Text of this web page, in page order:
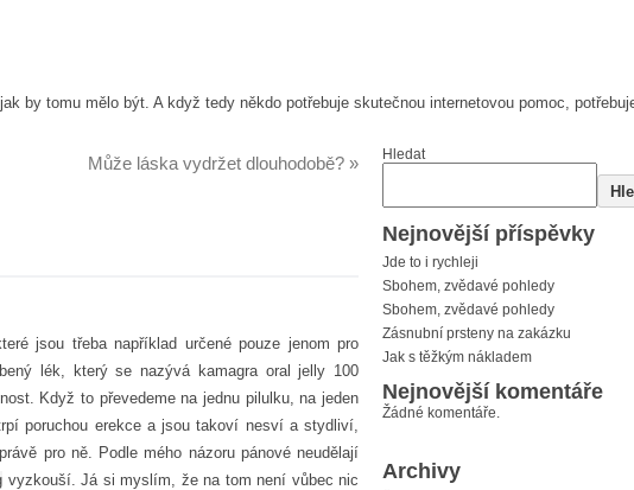
by tomu mělo být. A když tedy někdo potřebuje skutečnou internetovou pomoc,
Může láska vydržet dlouhodobě? »
jsou třeba například určené pouze jenom pro
lék, který se nazývá kamagra oral jelly 100
Když to převedeme na jednu pilulku, na jeden
poruchou erekce a jsou takoví nesví a stydliví,
pro ně. Podle mého názoru pánové neudělají
vyzkouší. Já si myslím, že na tom není vůbec nic
Hledat
Nejnovější příspěvky
Jde to i rychleji
Sbohem, zvědavé pohledy
Sbohem, zvědavé pohledy
Zásnubní prsteny na zakázku
Jak s těžkým nákladem
Nejnovější komentáře
Žádné komentáře.
Archivy